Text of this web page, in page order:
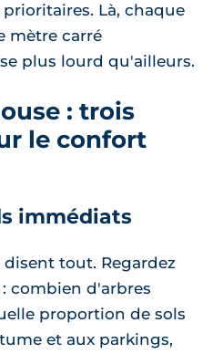
Là, chaque
mètre carré
plus lourd qu'ailleurs.
: trois
le confort
immédiats
tout. Regardez
combien d'arbres
proportion de sols
et aux parkings,